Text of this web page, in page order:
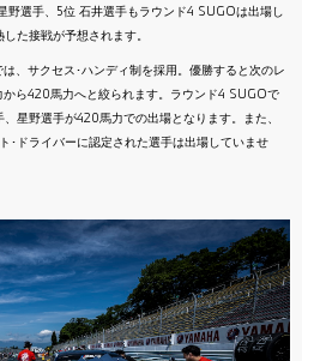
野選手、5位 石井選手もラウンド4 SUGOは出場し
た接戦が予想されます。
、サクセス･ハンディ制を採用。優勝すると次のレ
ら420馬力へと絞られます。ラウンド4 SUGOで
星野選手が420馬力での出場となります。また、
･ドライバーに認定された選手は出場していませ